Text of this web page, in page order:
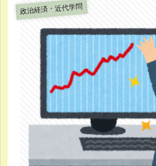
政治経済・近代学問